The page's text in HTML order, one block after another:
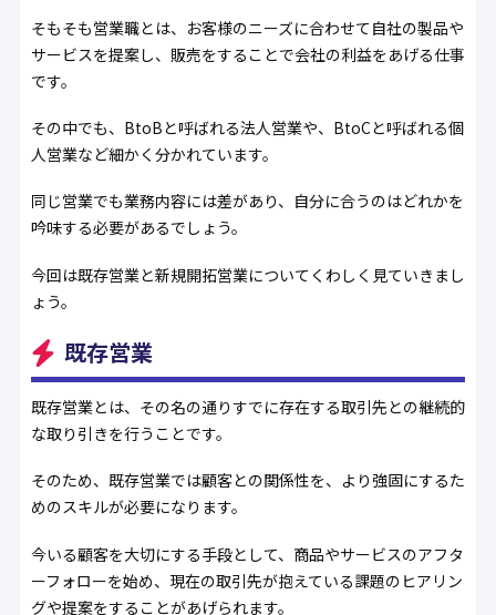
そもそも営業職とは、お客様のニーズに合わせて自社の製品や
サービスを提案し、販売をすることで会社の利益をあげる仕事
です。
その中でも、BtoBと呼ばれる法人営業や、BtoCと呼ばれる個
人営業など細かく分かれています。
同じ営業でも業務内容には差があり、自分に合うのはどれかを
吟味する必要があるでしょう。
今回は既存営業と新規開拓営業についてくわしく見ていきまし
ょう。
既存営業
既存営業とは、その名の通りすでに存在する取引先との継続的
な取り引きを行うことです。
そのため、既存営業では顧客との関係性を、より強固にするた
めのスキルが必要になります。
今いる顧客を大切にする手段として、商品やサービスのアフタ
ーフォローを始め、現在の取引先が抱えている課題のヒアリン
グや提案をすることがあげられます。